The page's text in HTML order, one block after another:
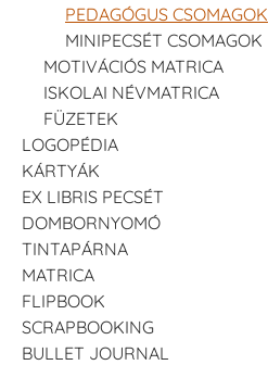
PEDAGÓGUS CSOMAGOK
MINIPECSÉT CSOMAGOK
MOTIVÁCIÓS MATRICA
ISKOLAI NÉVMATRICA
FÜZETEK
LOGOPÉDIA
KÁRTYÁK
EX LIBRIS PECSÉT
DOMBORNYOMÓ
TINTAPÁRNA
MATRICA
FLIPBOOK
SCRAPBOOKING
BULLET JOURNAL